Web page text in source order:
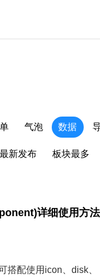
气泡 数据
最新发布 板块最多
详细使用方法
搭配使用icon、disk、